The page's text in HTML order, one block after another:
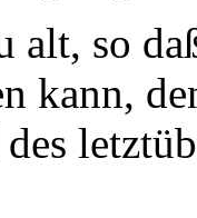
alt, so
kann,